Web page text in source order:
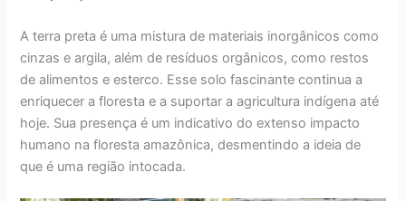
A terra preta é uma mistura de materiais inorgânicos como
cinzas e argila, além de resíduos orgânicos, como restos
de alimentos e esterco. Esse solo fascinante continua a
enriquecer a floresta e a suportar a agricultura indígena até
hoje. Sua presença é um indicativo do extenso impacto
humano na floresta amazônica, desmentindo a ideia de
que é uma região intocada.